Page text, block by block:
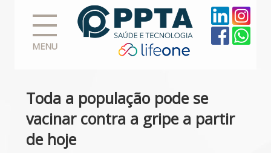
MENU
Toda a população pode se
vacinar contra a gripe a partir
de hoje